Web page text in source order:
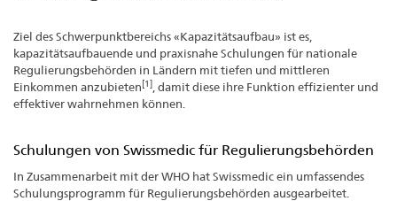
Ziel des Schwerpunktbereichs «Kapazitätsaufbau» ist es,
kapazitätsaufbauende und praxisnahe Schulungen für nationale
Regulierungsbehörden in Ländern mit tiefen und mittleren
Einkommen anzubieten [1] , damit diese ihre Funktion effizienter und
effektiver wahrnehmen können.
Schulungen von Swissmedic für Regulierungsbehörden
In Zusammenarbeit mit der WHO hat Swissmedic ein umfassendes
Schulungsprogramm für Regulierungsbehörden ausgearbeitet.